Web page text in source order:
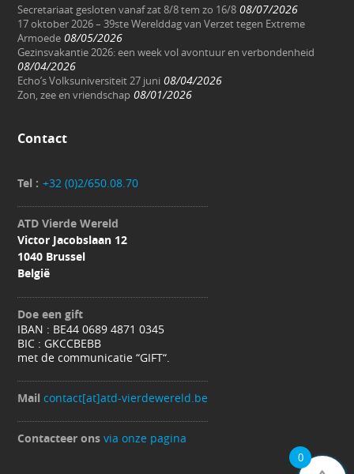
Secretariaat gesloten vanaf zat 8/8 tem zo 16/8 08/07/2026
17 oktober 2026 – 39ste Werelddag van Verzet tegen Extreme
Armoede 08/05/2026
Gezinsvakantie 2026: een week vol avontuur en verbondenheid
08/04/2026
Echo’s Volksuniversiteit 27 juni 08/04/2026
Zon, zee en vriendschap 08/01/2026
Contact
Tel : +32 (0)2/650.08.70
ATD Vierde Wereld
Victor Jacobslaan 12
1040 Brussel
België
Doe een gift
IBAN : BE44 0689 4871 0345
BIC : GKCCBEBB
met de communicatie “GIFT“.
Mail contact[at]atd-vierdewereld.be
Contacteer ons via onze pagina
0